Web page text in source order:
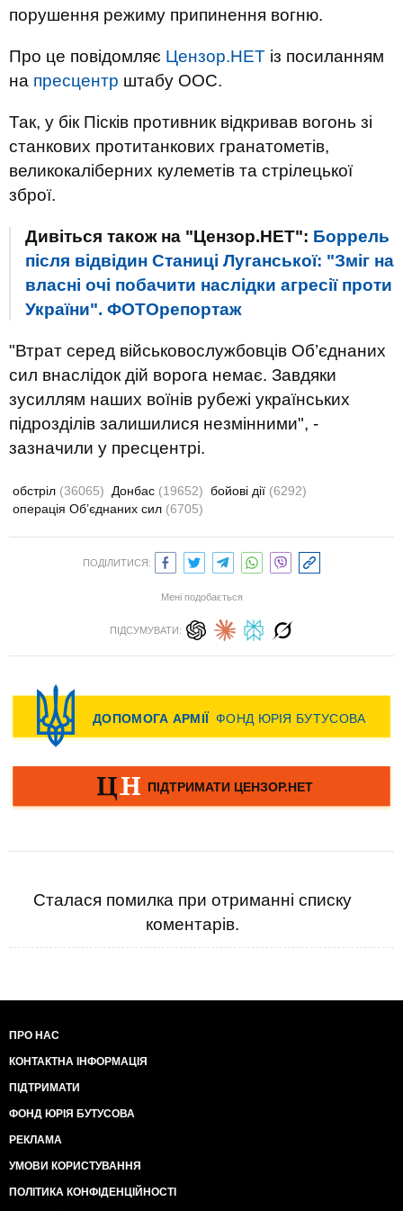
порушення режиму припинення вогню.
Про це повідомляє Цензор.НЕТ із посиланням
на пресцентр штабу ООС.
Так, у бік Пісків противник відкривав вогонь зі
станкових протитанкових гранатометів,
великокаліберних кулеметів та стрілецької
зброї.
Дивіться також на "Цензор.НЕТ": Боррель
після відвідин Станиці Луганської: "Зміг на
власні очі побачити наслідки агресії проти
України". ФОТОрепортаж
"Втрат серед військовослужбовців Об’єднаних
сил внаслідок дій ворога немає. Завдяки
зусиллям наших воїнів рубежі українських
підрозділів залишилися незмінними", -
зазначили у пресцентрі.
обстріл (36065) Донбас (19652) бойові дії (6292)
операція Об’єднаних сил (6705)
ПОДІЛИТИСЯ:
Мені подобається
ПІДСУМУВАТИ:
Сталася помилка при отриманні списку
коментарів.
ПРО НАС
КОНТАКТНА ІНФОРМАЦІЯ
ПІДТРИМАТИ
ФОНД ЮРІЯ БУТУСОВА
РЕКЛАМА
УМОВИ КОРИСТУВАННЯ
ПОЛІТИКА КОНФІДЕНЦІЙНОСТІ